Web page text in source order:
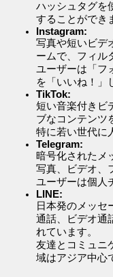
ハッシュタグを
することができ
Instagram:
写真や短いビデ
ームで、フィル
ユーザーは「フ
を「いいね！」
TikTok:
短い音楽付きビ
ブなコンテンツ
特に若い世代に
Telegram:
暗号化されたメ
写真、ビデオ、
ユーザーは個人
LINE:
日本発のメッセ
通話、ビデオ通
れています。
友達とコミュニ
域はアジア中心